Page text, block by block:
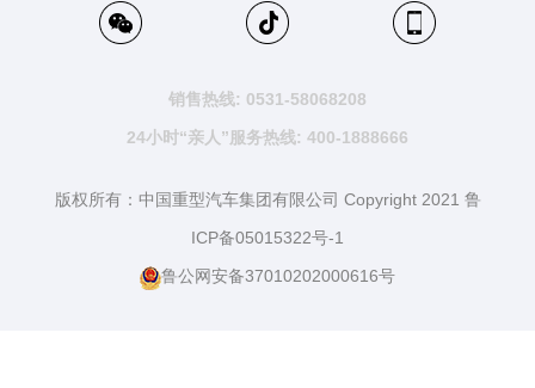
销售热线: 0531-58068208
24小时“亲人”服务热线: 400-1888666
版权所有：中国重型汽车集团有限公司 Copyright 2021 鲁
ICP备05015322号-1
鲁公网安备37010202000616号